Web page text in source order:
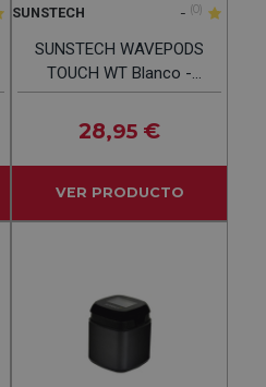
SUNSTECH - (0)
SUNSTECH WAVEPODS
TOUCH WT Blanco -
Auricular Sin Cable
28,95 €
VER PRODUCTO